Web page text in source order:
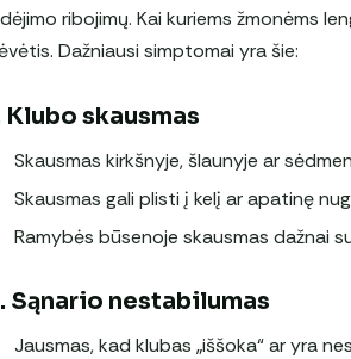
ribojimų. Kai kuriems žmonėms
Dažniausi simptomai yra šie:
Klubo skausmas
Skausmas kirkšnyje, šlaunyje ar
Skausmas gali plisti į kelį ar apatinę
Ramybės būsenoje skausmas dažnai
Sąnario nestabilumas
Jausmas, kad klubas „iššoka“ ar yra